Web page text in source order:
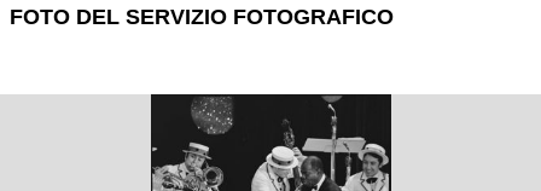
FOTO DEL SERVIZIO FOTOGRAFICO